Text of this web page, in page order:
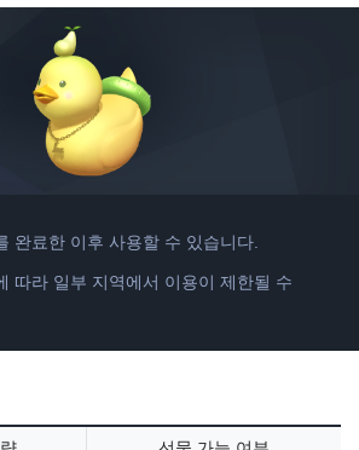
완료한 이후 사용할 수 있습니다.
따라 일부 지역에서 이용이 제한될 수